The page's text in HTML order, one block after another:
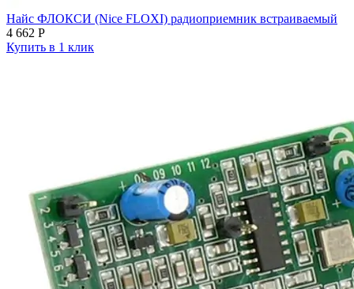
Найс ФЛОКСИ (Nice FLOXI) радиоприемник встраиваемый
4 662 Р
Купить в 1 клик